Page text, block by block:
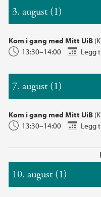
3. august (1)
Kom i gang med Mitt UiB
13:30–14:00
Legg
7. august (1)
Kom i gang med Mitt UiB
13:30–14:00
Legg
10. august (1)